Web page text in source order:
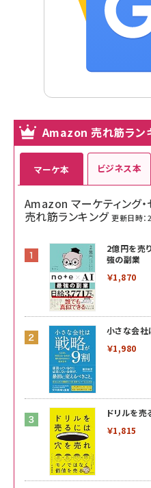
Amazon 売れ筋ラン
マーケ本
Amazon マーケティング
売れ筋ランキング 更新日時
2億円を売
強の副業
￥1,870
小さな会
￥1,980
ドリルを
￥1,815
ビジネス本